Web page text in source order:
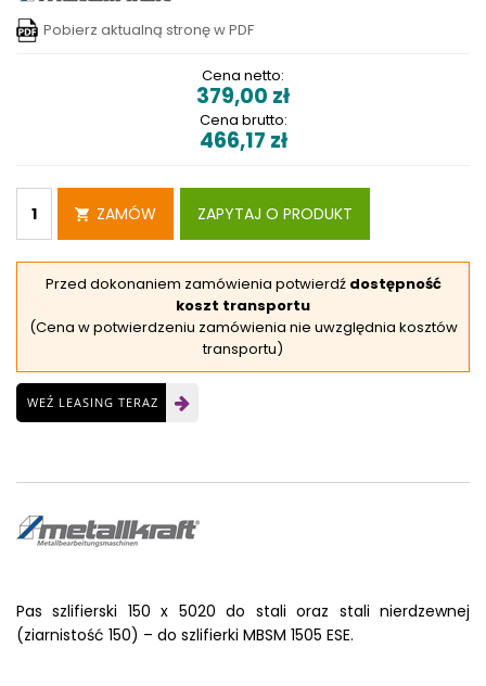
Pobierz aktualną stronę w PDF
Cena netto:
379,00 zł
Cena brutto:
466,17 zł
ZAMÓW ZAPYTAJ O PRODUKT
Przed dokonaniem zamówienia potwierdź dostępność
koszt transportu
(Cena w potwierdzeniu zamówienia nie uwzględnia kosztów
transportu)
WEŹ LEASING TERAZ
Pas szlifierski 150 x 5020do stali oraz stali nierdzewnej
(ziarnistość 150) – do szlifierki MBSM 1505 ESE.